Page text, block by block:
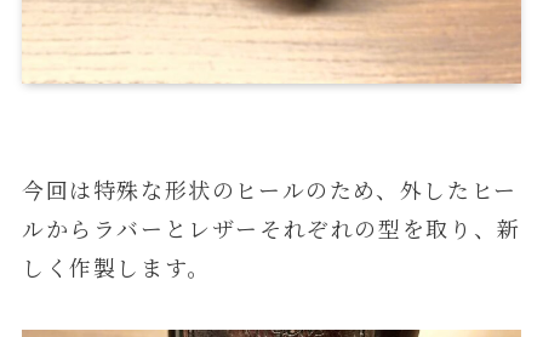
今回は特殊な形状のヒールのため、外したヒー
ルからラバーとレザーそれぞれの型を取り、新
しく作製します。